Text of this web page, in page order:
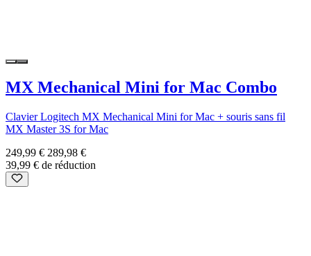
MX Mechanical Mini for Mac Combo
Clavier Logitech MX Mechanical Mini for Mac + souris sans fil
MX Master 3S for Mac
249,99 € 289,98 €
39,99 € de réduction